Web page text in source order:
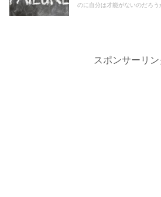
のに自分は才能がないのだろう
スポンサーリン